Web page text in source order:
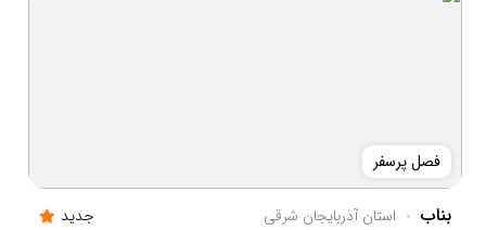
فصل پرسفر
بناب استان آذربايجان شرقي جدید